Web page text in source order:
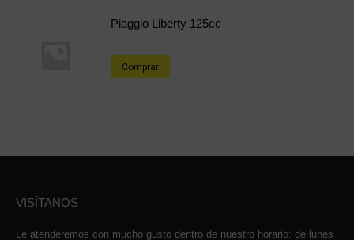
Piaggio Liberty 125cc
Comprar
VISÍTANOS
Le atenderemos con mucho gusto dentro de nuestro horario: de lunes